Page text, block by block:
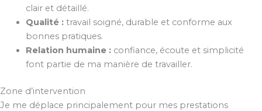
clair et détaillé.
Qualité :travail soigné, durable et conforme aux
bonnes pratiques.
Relation humaine :confiance, écoute et simplicité
font partie de ma manière de travailler.
Zone d’intervention
Je me déplace principalement pour mes prestations